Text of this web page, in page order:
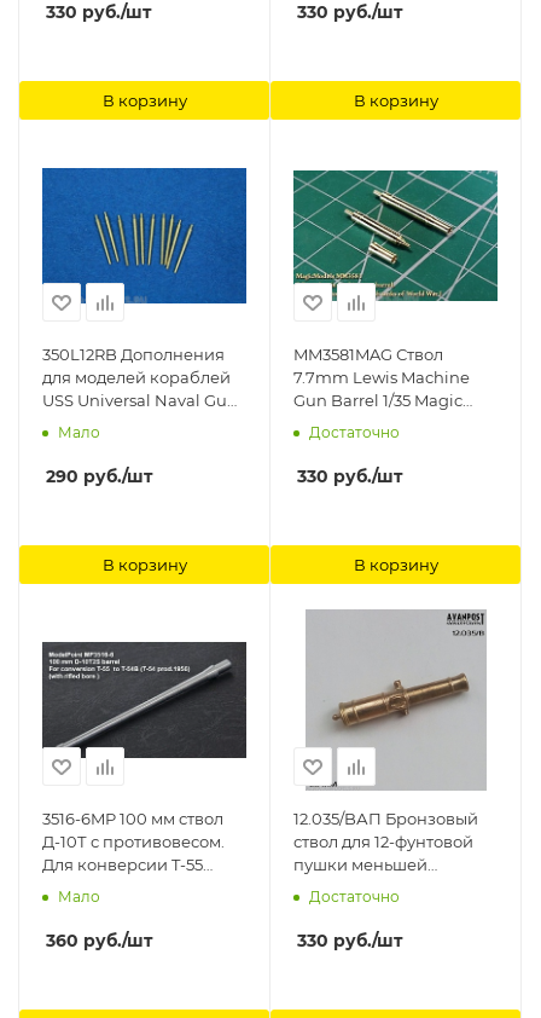
330 руб./шт
В корзину
330 руб./шт
В корзину
350L12RB Дополнения
для моделей кораблей
USS Universal Naval Gun;
5 (127mm) L/38 (10 Pcs.)
Мало
290 руб./шт
В корзину
MM3581MAG Ствол
7.7mm Lewis Machine
Gun Barrel 1/35 Magic
Models
Достаточно
330 руб./шт
В корзину
3516-6MP 100 мм ствол
Д-10Т с противовесом.
Для конверсии T-55
'Tamiya' №35257 в T-54Б(
Канал ствола с
нарезами Model Point
Мало
360 руб./шт
12.035/BАП Бронзовый
ствол для 12-фунтовой
пушки меньшей
пропорции Аванпост
Достаточно
330 руб./шт